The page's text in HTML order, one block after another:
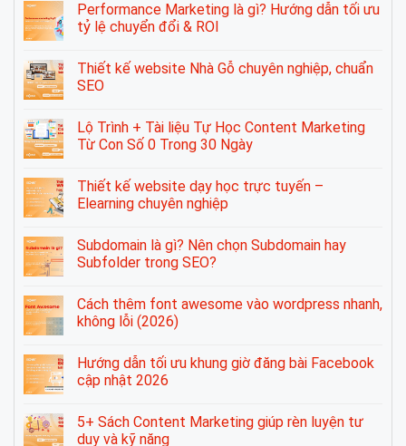
Performance Marketing là gì? Hướng dẫn tối ưu
tỷ lệ chuyển đổi & ROI
Thiết kế website Nhà Gỗ chuyên nghiệp, chuẩn
SEO
Lộ Trình + Tài liệu Tự Học Content Marketing
Từ Con Số 0 Trong 30 Ngày
Thiết kế website dạy học trực tuyến –
Elearning chuyên nghiệp
Subdomain là gì? Nên chọn Subdomain hay
Subfolder trong SEO?
Cách thêm font awesome vào wordpress nhanh,
không lỗi (2026)
Hướng dẫn tối ưu khung giờ đăng bài Facebook
cập nhật 2026
5+ Sách Content Marketing giúp rèn luyện tư
duy và kỹ năng